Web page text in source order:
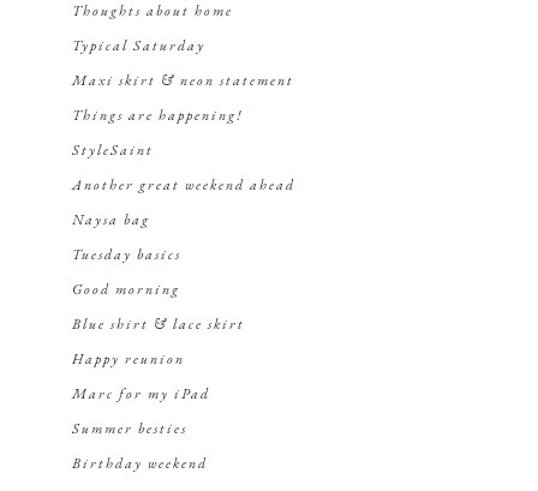
Thoughts about home
Typical Saturday
Maxi skirt & neon statement
Things are happening!
StyleSaint
Another great weekend ahead
Naysa bag
Tuesday basics
Good morning
Blue shirt & lace skirt
Happy reunion
Marc for my iPad
Summer besties
Birthday weekend